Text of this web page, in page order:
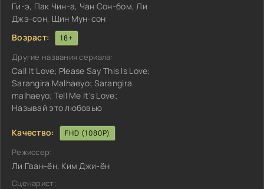
Ги-э, Пак Чин-а, Чан Сон-бом, Ли
Джэ-сон, Щин Мун-сон
Возраст:
18+
Другие названия сериала:
Call It Love; Please Say This Is Love;
Sarangira Malhaeyo; Sarangira
malhaeyo; Tell Me It's Love;
Называй это любовью
Качество: FHD (1080P)
Режиссер:
Ли Гван-ён, Ким Джи-ён
Сценарист: